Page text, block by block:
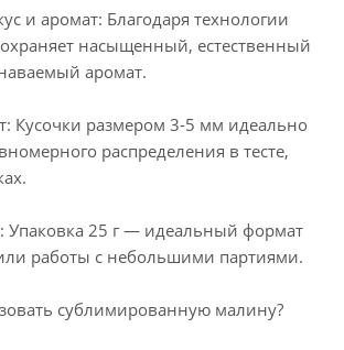
и аромат: Благодаря технологии
насыщенный, естественный
аромат.
Кусочки размером 3-5 мм идеально
распределения в тесте,
Упаковка 25 г — идеальный формат
работы с небольшими партиями.
сублимированную малину?